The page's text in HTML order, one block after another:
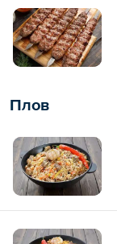
Плов